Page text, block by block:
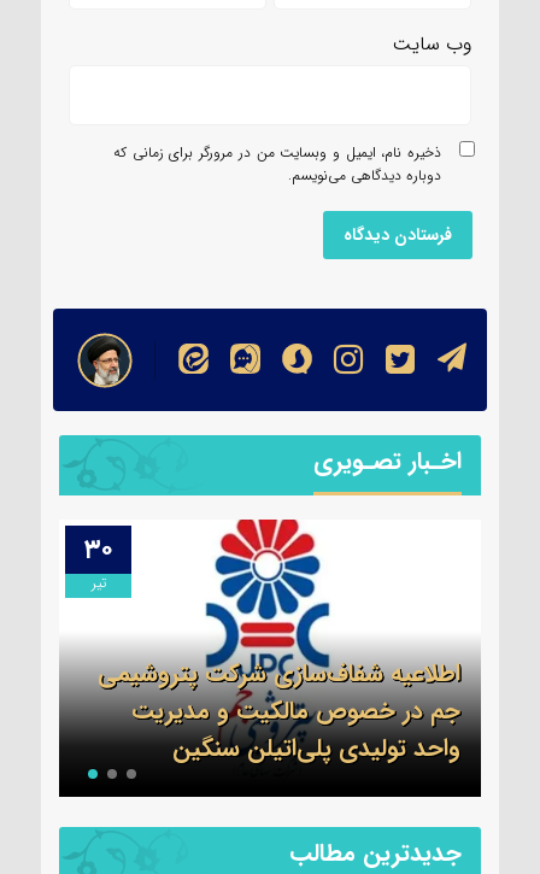
وب‌ سایت
ذخیره نام، ایمیل و وبسایت من در مرورگر برای زمانی که
دوباره دیدگاهی می‌نویسم.
اخـبار تصـویری
۳۰
تیر
اطلاعیه شفاف‌سازی شرکت پتروشیمی
جم در خصوص مالکیت و مدیریت
واحد تولیدی پلی‌اتیلن سنگین
جدیدترین مطالب